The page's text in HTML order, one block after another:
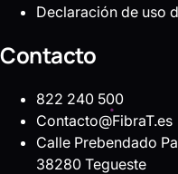
Declaración de uso
Contacto
822 240 500
Contacto@FibraT.es
Calle Prebendado
38280 Tegueste